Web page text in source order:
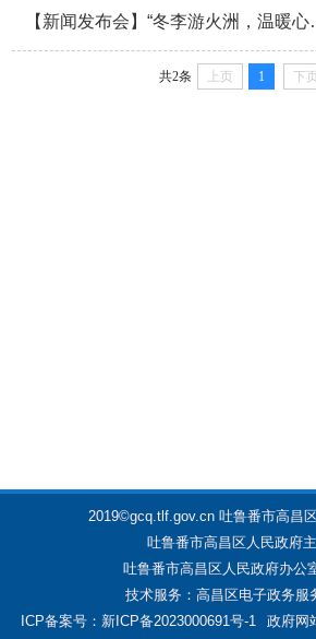
【新闻发布会
共2条 上页 1 下
2019©gcq.tlf.gov.cn 吐鲁番市高昌
吐鲁番市高昌区人民政府
吐鲁番市高昌区人民政府办公
技术服务：高昌区电子政务服
ICP备案号：新ICP备2023000691号-1
政府网